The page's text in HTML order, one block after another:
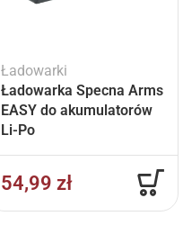
Ładowarki
Ładowarka Specna Arms
EASY do akumulatorów
Li-Po
54,99 zł